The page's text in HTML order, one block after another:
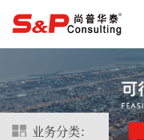
业务分类：